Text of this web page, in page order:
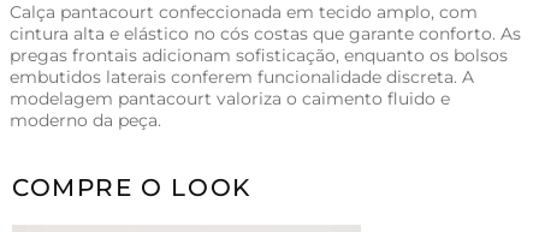
Calça pantacourt confeccionada em tecido amplo, com
cintura alta e elástico no cós costas que garante conforto. As
pregas frontais adicionam sofisticação, enquanto os bolsos
embutidos laterais conferem funcionalidade discreta. A
modelagem pantacourt valoriza o caimento fluido e
moderno da peça.
COMPRE O LOOK